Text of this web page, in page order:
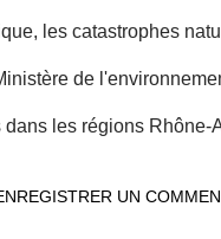
les catastrophes
de
les régions Rhône-
UN